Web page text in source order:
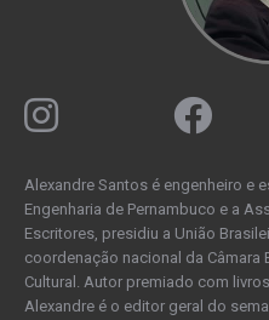
Alexandre Santos é engenheiro e
Engenharia de Pernambuco e a
Escritores, presidiu a União
coordenação nacional da Câmara
Cultural. Autor premiado com
Alexandre é o editor geral do